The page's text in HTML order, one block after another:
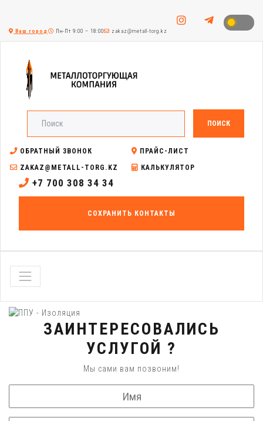
Ваш город Пн-Пт 9:00 – 18:00 zakaz@metall-torg.kz
ПОИСК
ОБРАТНЫЙ ЗВОНОК
ПРАЙС-ЛИСТ
ZAKAZ@METALL-TORG.KZ
КАЛЬКУЛЯТОР
+7 700 308 34 34
СОХРАНИТЬ КОНТАКТЫ
ЗАИНТЕРЕСОВАЛИСЬ
УСЛУГОЙ ?
Мы сами вам позвоним!